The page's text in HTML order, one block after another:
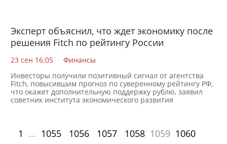
Эксперт объяснил, что ждет экономику после
решения Fitch по рейтингу России
23 сен 16:05
Финансы
Инвесторы получили позитивный сигнал от агентства
Fitch, повысившим прогноз по суверенному рейтингу РФ,
что окажет дополнительную поддержку рублю, заявил
советник института экономического развития
1 ... 1055 1056 1057 1058 1059 1060